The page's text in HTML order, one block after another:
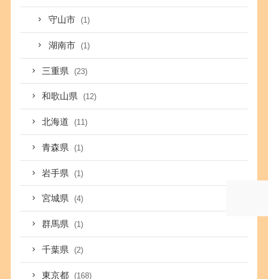
守山市 (1)
湖南市 (1)
三重県 (23)
和歌山県 (12)
北海道 (11)
青森県 (1)
岩手県 (1)
宮城県 (4)
群馬県 (1)
千葉県 (2)
東京都 (168)